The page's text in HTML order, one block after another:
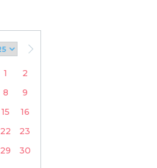
1
2
8
9
15
16
22
23
29 30